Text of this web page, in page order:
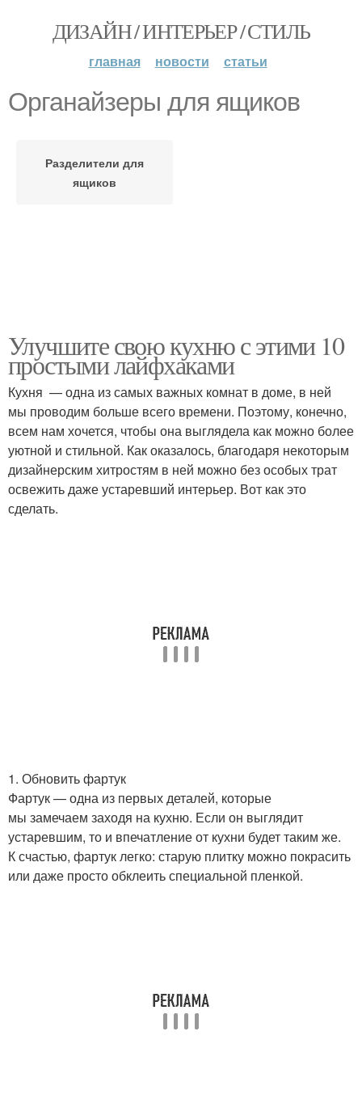
ДИЗАЙН / ИНТЕРЬЕР / СТИЛЬ
главная новости статьи
Органайзеры для ящиков
Разделители для
ящиков
Улучшите свою кухню с этими 10
простыми лайфхаками
Кухня — одна из самых важных комнат в доме, в ней
мы проводим больше всего времени. Поэтому, конечно,
всем нам хочется, чтобы она выглядела как можно более
уютной и стильной. Как оказалось, благодаря некоторым
дизайнерским хитростям в ней можно без особых трат
освежить даже устаревший интерьер. Вот как это
сделать.
1. Обновить фартук
Фартук — одна из первых деталей, которые
мы замечаем заходя на кухню. Если он выглядит
устаревшим, то и впечатление от кухни будет таким же.
К счастью, фартук легко: старую плитку можно покрасить
или даже просто обклеить специальной пленкой.